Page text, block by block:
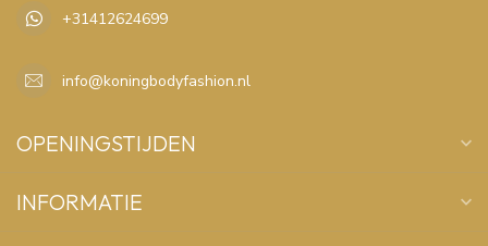
+31412624699
info@koningbodyfashion.nl
OPENINGSTIJDEN
INFORMATIE